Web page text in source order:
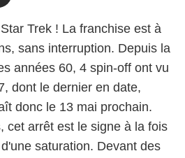
Trek ! La franchise est à
sans interruption. Depuis la
années 60, 4 spin-off ont vu
dont le dernier en date,
donc le 13 mai prochain.
cet arrêt est le signe à la fois
saturation. Devant des